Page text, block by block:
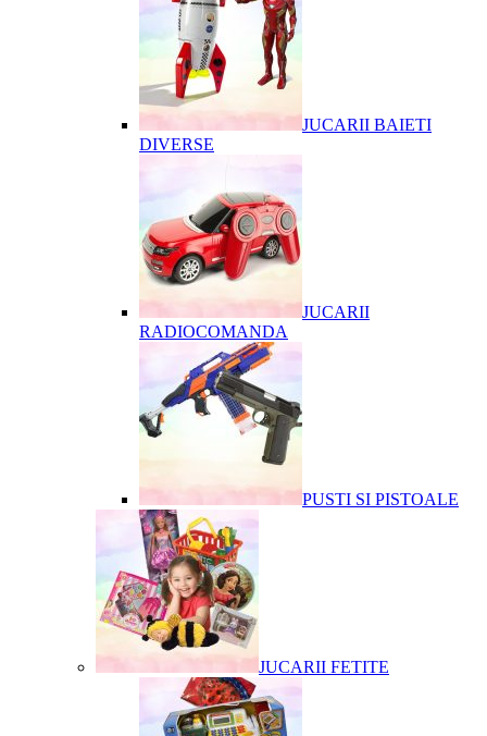
JUCARII BAIETI
DIVERSE
JUCARII
RADIOCOMANDA
PUSTI SI PISTOALE
JUCARII FETITE